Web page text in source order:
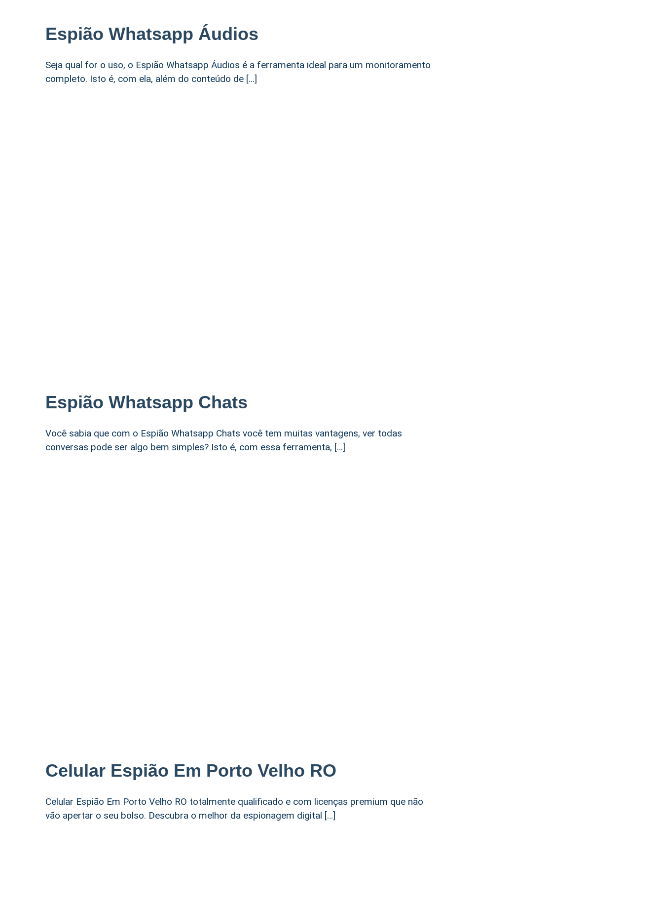
Espião Whatsapp Áudios
Seja qual for o uso, o Espião Whatsapp Áudios é a ferramenta ideal para um monitoramento
completo. Isto é, com ela, além do conteúdo de […]
Espião Whatsapp Chats
Você sabia que com o Espião Whatsapp Chats você tem muitas vantagens, ver todas
conversas pode ser algo bem simples? Isto é, com essa ferramenta, […]
Celular Espião Em Porto Velho RO
Celular Espião Em Porto Velho RO totalmente qualificado e com licenças premium que não
vão apertar o seu bolso. Descubra o melhor da espionagem digital […]